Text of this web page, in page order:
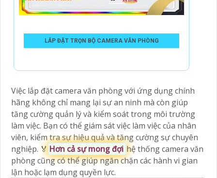
LẮP ĐẶT TRỌN BỘ CAMERA VĂN PHÒNG
Việc lắp đặt camera văn phòng với ứng dụng chính
hãng không chỉ mang lại sự an ninh mà còn giúp
tăng cường quản lý và kiểm soát trong môi trường
làm việc. Bạn có thể giám sát việc làm việc của nhân
viên, kiểm tra sự hiệu quả và tăng cường sự chuyên
nghiệp. ️🏅️ Hơn cả sự mong đợi hệ thống camera văn
phòng cũng có thể giúp ngăn chặn các hành vi gian
lận hoặc lạm dụng quyền lực.